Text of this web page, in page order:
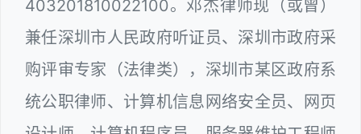
403201810022100。邓杰律师现（或曾）
兼任深圳市人民政府听证员、深圳市政府采
购评审专家（法律类），深圳市某区政府系
统公职律师、计算机信息网络安全员、网页